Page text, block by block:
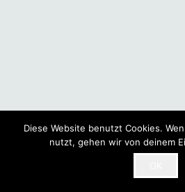
Diese Website benutzt Cookies.
nutzt, gehen wir von deinem